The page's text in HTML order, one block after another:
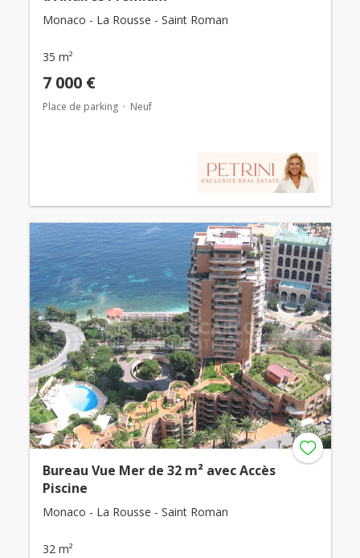
Monaco - La Rousse - Saint Roman
35 m²
7 000 €
Place de parking Neuf
Bureau Vue Mer de 32 m² avec Accès
Piscine
Monaco - La Rousse - Saint Roman
32 m²